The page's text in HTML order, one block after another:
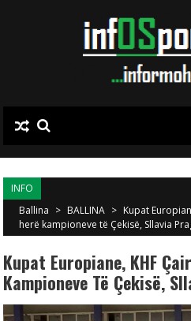
INFO
Ballina > BALLINA > Kupat
herë kampioneve të Çekisë, Sllavia
Kupat Europiane, KHF
Kampioneve Të Çekisë,